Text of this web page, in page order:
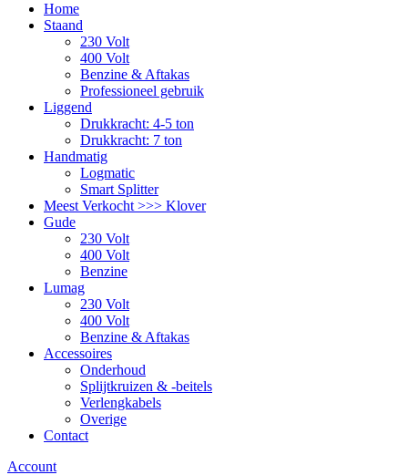
Home
Staand
230 Volt
400 Volt
Benzine & Aftakas
Professioneel gebruik
Liggend
Drukkracht: 4-5 ton
Drukkracht: 7 ton
Handmatig
Logmatic
Smart Splitter
Meest Verkocht >>> Klover
Gude
230 Volt
400 Volt
Benzine
Lumag
230 Volt
400 Volt
Benzine & Aftakas
Accessoires
Onderhoud
Splijtkruizen & -beitels
Verlengkabels
Overige
Contact
Account